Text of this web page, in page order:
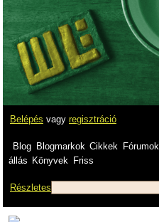
Belépés vagy regisztráció
Blog Blogmarkok Cikkek Fórumok
állás Könyvek Friss
Részletes